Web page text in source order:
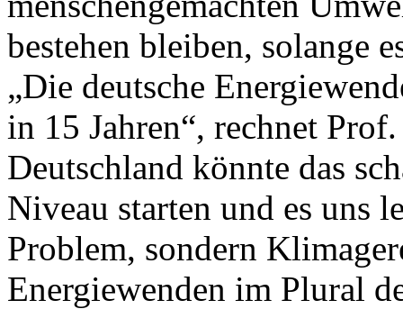
bestehen bleiben, solange
„Die deutsche
in 15 Jahren“, rechnet
Deutschland könnte das
Niveau starten und es uns
Problem, sondern
Energiewenden im Plural